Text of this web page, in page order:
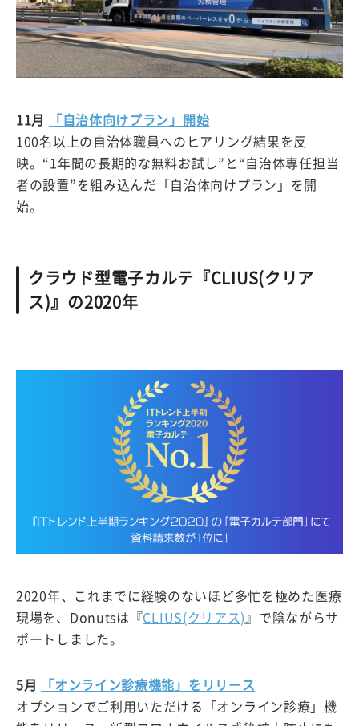
11月
「自治体向けプラン」開始
100名以上の自治体職員へのヒアリング結果を反
映。“1年間の長期的な無料お試し”と“自治体専任担当
者の設置”を組み込んだ「自治体向けプラン」を開
始。
クラウド型電子カルテ『CLIUS(クリア
ス)』の2020年
2020年、これまでに経験のないほど多忙を極めた医療
現場を、Donutsは『CLIUS(クリアス) 』で陰ながらサ
ポートしました。
5月
「オンライン診療機能」をリリース
オプションでご利用いただける「オンライン診療」機